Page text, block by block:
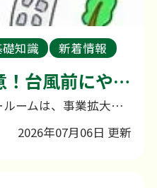
梅雨明けは要注意！台風前にやっておきたい雨漏り対策
このたび田中塗装ショールームは、事業拡大に伴い、これまでの幸町から小船越町へ移転いたしました。 日頃よりご愛顧いただいている皆さまには、心より感謝申し上げます。 なお、新店舗につきましては現在改装工事を行っており、誠に申し訳ございませんが、しばらくの間ご来店いただくことができません。そのため、ホームページ等からの来店予約につきましても、一時的に受付を停止させていただいております。また、お問い合わせにつきましてはこれまでどおり対応しておりますので、お電話やホームページよりお気軽にご連絡ください。 ご不便をおかけいたしますが、より良いショールームとして皆さまをお迎えできるよう準備を進めておりますので、何卒ご理解のほどよろしくお願い申し上げます。 営業再開や詳細につきましては、改めてご案内させていただきますので、今しばらくお待ちくださいませ。 そろそろ梅雨明け！本格的な台風シーズン前に雨漏り対策をしましょう！ こんにちは！田中塗装です。 長かった梅雨も、いよいよ終わりが近づいてきましたね。 今年の梅雨は、一日中降り続く雨だけでなく、短時間で激しく降る大雨や線状降水帯など、例年以上に雨が強い日が何度もありました。 皆さまのお住まいは大丈夫でしたか？ 実は、この時期になると田中塗装にも**「天井から水が垂れてきた」「壁にシミができた」「雨が降るたびに気になる場所がある」**といった雨漏りのお問い合わせが一気に増えてきます。 そして梅雨が明けると、次にやってくるのが台風シーズンです。 台風は横殴りの強い雨と暴風が特徴で、普段の雨では問題がなかった場所からも雨水が侵入してしまうことがあります。 雨漏りは突然起こるものではありません 雨漏りは、ある日突然始まるように見えても、実際には長い時間をかけて建物の劣化が進んでいるケースがほとんどです。 例えば、 ・屋根材のひび割れやズレ・外壁のひび割れ・コーキング（シーリング）の劣化・ベランダ防水の傷み・雨どいの詰まりや破損・棟板金の浮きや釘抜け このような症状があると、そこから少しずつ雨水が侵入し、気付かないうちに建物内部へダメージを与えてしまいます。 「まだ雨漏りしていないから大丈夫」と思っていても、見えないところで劣化が進んでいることも少なくありません。 雨漏りを放置するとどうなる？ 「少しのシミだから…」「雨の日だけだから大丈夫かな？」 と、そのままにしてしまう方もいらっしゃいますが、雨漏りは放置すると建物全体へ大きな影響を及ぼします。 例えば、 ● 天井や壁のシミ・クロスの剥がれ ● 木材が腐食し、お家の耐久性が低下 ● カビが発生し、健康への影響 ● シロアリが発生しやすくなる ● 修理費用が高額になってしまう 最初は数万円程度で済む補修でも、放置することで大規模な修繕工事が必要になるケースもあります。 だからこそ、「少し気になるな」と思った時点で点検を受けることが大切なのです。 台風が来る前にチェックしておきたいポイント 台風シーズン前には、ご自宅の外回りを一度確認してみましょう。 ✓ 外壁にひび割れはないか ✓ コーキングに割れや隙間がないか ✓ 屋根の瓦やスレートにズレはないか ✓ 雨どいが詰まっていないか ✓ ベランダの排水口にゴミが溜まっていないか ✓ 天井や壁にシミができていないか もし一つでも気になる箇所があれば、早めの点検をおすすめします。 特に屋根は普段なかなか見ることができないため、ご自身で無理に確認するのは危険です。 高所へ登ることはせず、専門業者へご相談ください。 雨漏りは原因を見つけることが重要です 雨漏りは、必ずしも水が落ちている場所が原因とは限りません。 屋根から侵入した雨水が柱や梁を伝い、離れた場所から漏れてくることも多くあります。 そのため、表面だけ補修しても根本的な解決にならず、再発してしまうケースもあります。 田中塗装では、建物全体をしっかり調査し、雨漏りの原因を見極めたうえで最適な補修方法をご提案しております。 早めの点検で大切なお住まいを守りましょう！ 梅雨が明けると暑い日が続きますが、その一方で台風が発生しやすい季節が始まります。 本格的な台風シーズンになる前だからこそ、お住まいを点検する絶好のタイミングです。 「まだ大丈夫」と思っていても、早めに点検しておくことで大切なお住まいを長持ちさせることができます。 「天井にシミがある」「以前から気になる場所がある」「台風前に一度見てもらいたい」という方は、ぜひ田中塗装までお気軽にご相談ください。 大切なお住まいを守るために、私たちがしっかりサポートいたします！ ＝＝＝＝＝＝＝＝＝＝＝＝＝＝＝＝＝＝＝＝＝＝＝＝＝＝＝＝＝＝＝＝＝＝＝ 最後までお読みいただきありがとうございました。 諫早市・大村市で外壁塗装・屋根塗装でお悩みの方はお気軽に田中塗装にお問い合わせ下さい。 田中塗装ではご相談・お見積もり・現地調査全て無料です！！ お問い合わせはこちらから ※お電話での受付もお待ちしておりますのでお気軽にご連絡ください！！ フリーダイヤル：0120-939-504 ショールームへの来店予約はこちらから 外壁塗装・屋根塗装のメニューはこちらから 田中塗装の施工事例はこちらから
2026年07月06日 更新
知識
新着情報